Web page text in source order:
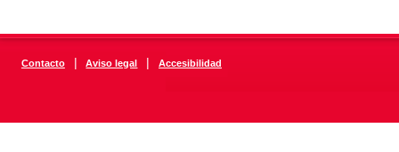
Contacto | Aviso legal | Accesibilidad